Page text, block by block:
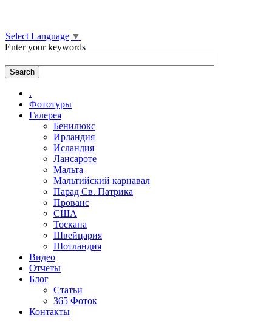
Select Language ▼
Enter your keywords
.
Фототуры
Галерея
Бенилюкс
Ирландия
Исландия
Лансароте
Мальта
Мальтийский карнавал
Парад Св. Патрика
Прованс
США
Тоскана
Швейцария
Шотландия
Видео
Отчеты
Блог
Статьи
365 Фоток
Контакты